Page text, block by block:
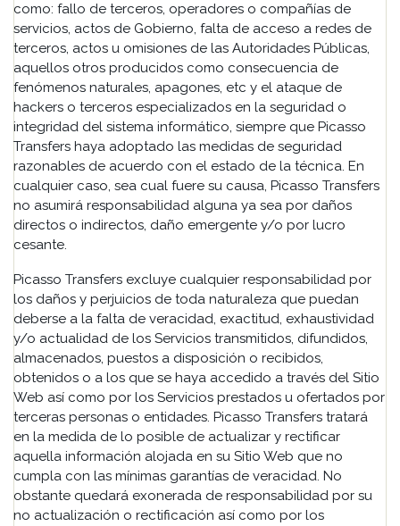
como: fallo de terceros, operadores o compañías de
servicios, actos de Gobierno, falta de acceso a redes de
terceros, actos u omisiones de las Autoridades Públicas,
aquellos otros producidos como consecuencia de
fenómenos naturales, apagones, etc y el ataque de
hackers o terceros especializados en la seguridad o
integridad del sistema informático, siempre que Picasso
Transfers haya adoptado las medidas de seguridad
razonables de acuerdo con el estado de la técnica. En
cualquier caso, sea cual fuere su causa, Picasso Transfers
no asumirá responsabilidad alguna ya sea por daños
directos o indirectos, daño emergente y/o por lucro
cesante.
Picasso Transfers excluye cualquier responsabilidad por
los daños y perjuicios de toda naturaleza que puedan
deberse a la falta de veracidad, exactitud, exhaustividad
y/o actualidad de los Servicios transmitidos, difundidos,
almacenados, puestos a disposición o recibidos,
obtenidos o a los que se haya accedido a través del Sitio
Web así como por los Servicios prestados u ofertados por
terceras personas o entidades. Picasso Transfers tratará
en la medida de lo posible de actualizar y rectificar
aquella información alojada en su Sitio Web que no
cumpla con las mínimas garantías de veracidad. No
obstante quedará exonerada de responsabilidad por su
no actualización o rectificación así como por los